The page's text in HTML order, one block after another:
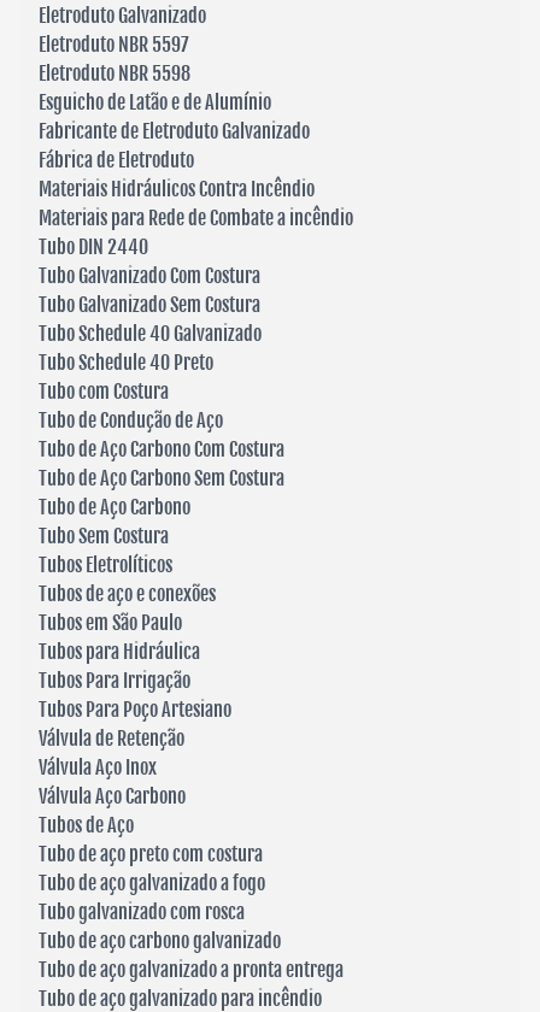
Eletroduto Galvanizado
Eletroduto NBR 5597
Eletroduto NBR 5598
Esguicho de Latão e de Alumínio
Fabricante de Eletroduto Galvanizado
Fábrica de Eletroduto
Materiais Hidráulicos Contra Incêndio
Materiais para Rede de Combate a incêndio
Tubo DIN 2440
Tubo Galvanizado Com Costura
Tubo Galvanizado Sem Costura
Tubo Schedule 40 Galvanizado
Tubo Schedule 40 Preto
Tubo com Costura
Tubo de Condução de Aço
Tubo de Aço Carbono Com Costura
Tubo de Aço Carbono Sem Costura
Tubo de Aço Carbono
Tubo Sem Costura
Tubos Eletrolíticos
Tubos de aço e conexões
Tubos em São Paulo
Tubos para Hidráulica
Tubos Para Irrigação
Tubos Para Poço Artesiano
Válvula de Retenção
Válvula Aço Inox
Válvula Aço Carbono
Tubos de Aço
Tubo de aço preto com costura
Tubo de aço galvanizado a fogo
Tubo galvanizado com rosca
Tubo de aço carbono galvanizado
Tubo de aço galvanizado a pronta entrega
Tubo de aço galvanizado para incêndio